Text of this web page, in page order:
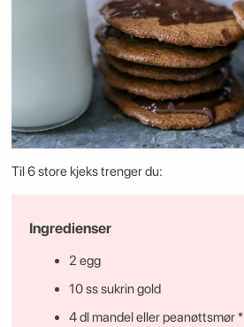
Til 6 store kjeks trenger du:
Ingredienser
2 egg
10 ss sukrin gold
4 dl mandel eller peanøttsmør *